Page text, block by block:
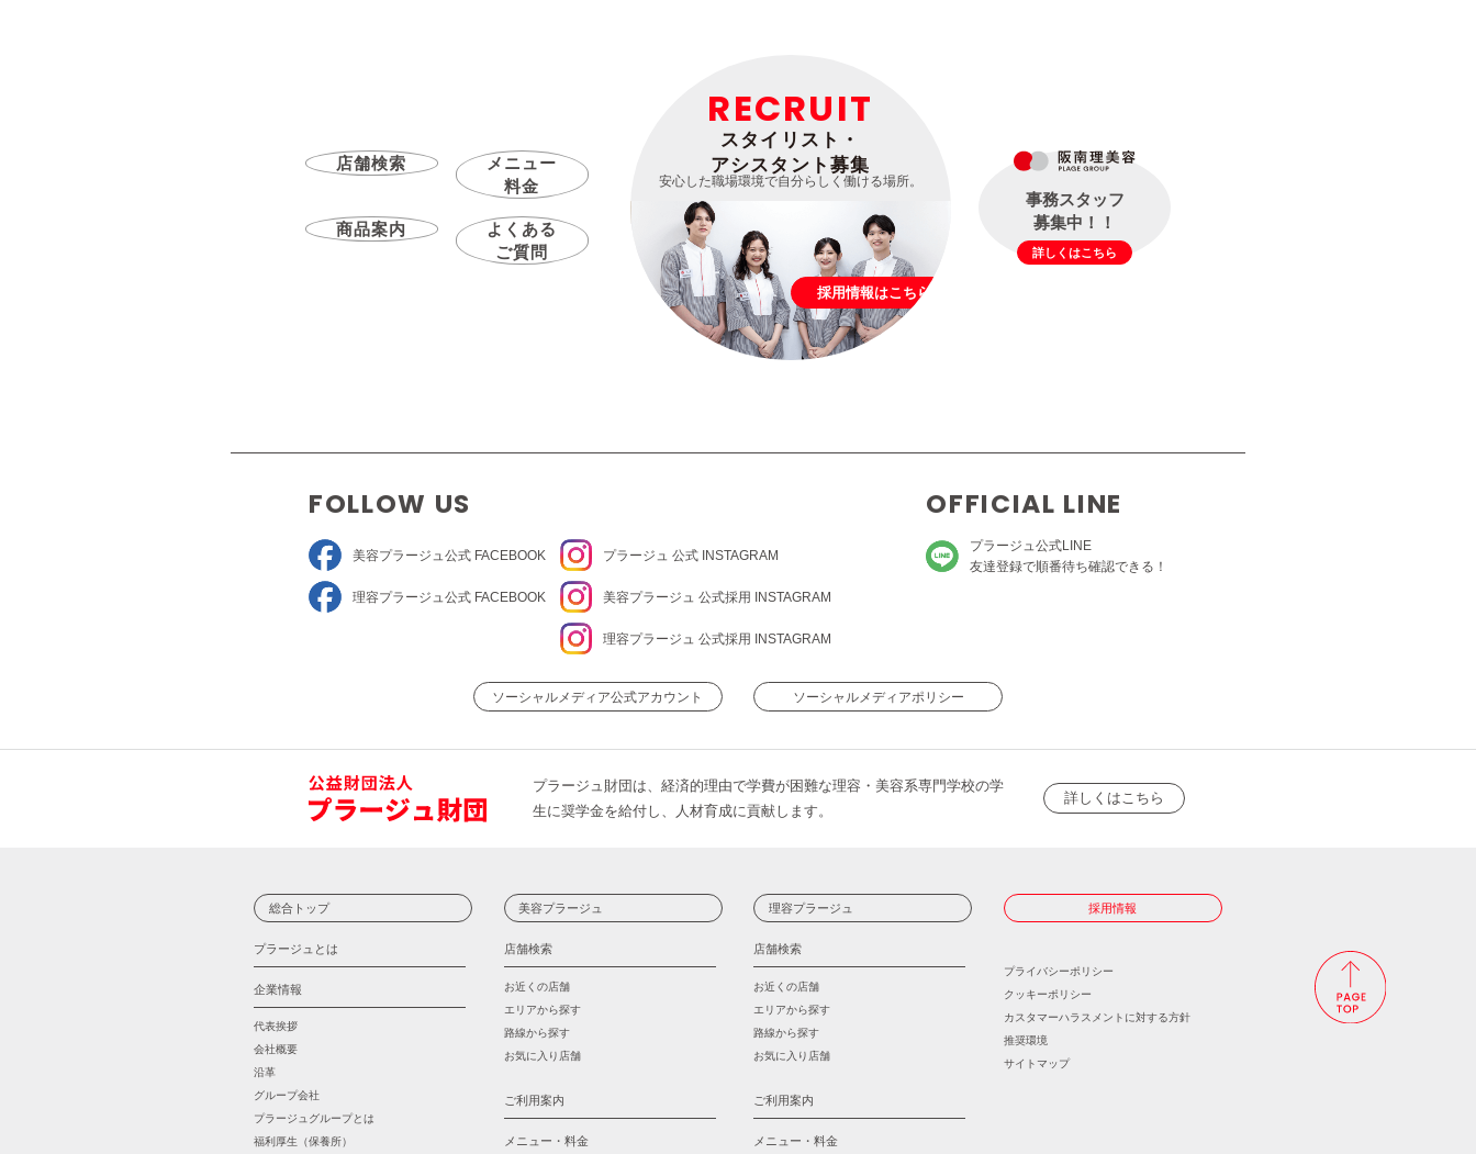
店舗検索
メニュー
料金
商品案内
よくある
ご質問
RECRUIT
スタイリスト・
アシスタント募集
安心した職場環境で自分らしく働ける場所。
採用情報はこちら
事務スタッフ
募集中！！
詳しくはこちら
FOLLOW US
美容プラージュ 公式 FACEBOOK
理容プラージュ 公式 FACEBOOK
プラージュ公式 INSTAGRAM
美容プラージュ 公式採用 INSTAGRAM
理容プラージュ 公式採用 INSTAGRAM
OFFICIAL LINE
プラージュ公式LINE
友達登録で順番待ち確認できる！
ソーシャルメディア公式アカウント ソーシャルメディアポリシー
プラージュ財団は、経済的理由で学費が困難な理容・美容系専門学校の学
生に奨学金を給付し、人材育成に貢献します。
詳しくはこちら
総合トップ
プラージュとは
企業情報
代表挨拶
会社概要
沿革
グループ会社
プラージュグループとは
福利厚生（保養所）
美容プラージュ
店舗検索
お近くの店舗
エリアから探す
路線から探す
お気に入り店舗
ご利用案内
メニュー・料金
理容プラージュ
店舗検索
お近くの店舗
エリアから探す
路線から探す
お気に入り店舗
ご利用案内
メニュー・料金
採用情報
プライバシーポリシー
クッキーポリシー
カスタマーハラスメントに対する方針
推奨環境
サイトマップ